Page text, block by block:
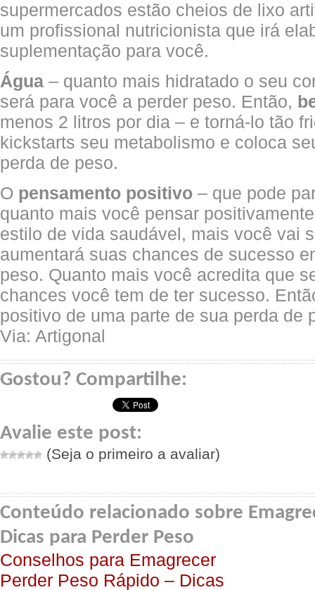
supermercados estão cheios de lixo
um profissional nutricionista que irá
suplementação para você.
Água – quanto mais hidratado o seu
será para você a perder peso. Então,
menos 2 litros por dia – e torná-lo tão
kickstarts seu metabolismo e coloca
perda de peso.
O pensamento positivo – que pode
quanto mais você pensar
estilo de vida saudável, mais você vai
aumentará suas chances de sucesso
peso. Quanto mais você acredita que
chances você tem de ter sucesso.
positivo de uma parte de sua perda de
Via: Artigonal
Gostou? Compartilhe:
Avalie este post:
(Seja o primeiro a avaliar)
Conteúdo relacionado sobre
Dicas para Perder Peso
Conselhos para Emagrecer
Perder Peso Rápido – Dicas